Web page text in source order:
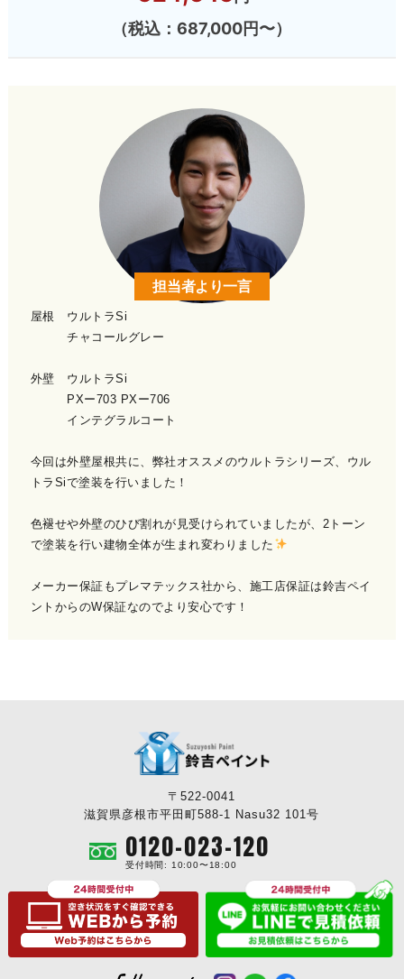
（税込：687,000円〜）
担当者より一言
屋根 ウルトラSi
チャコールグレー
外壁 ウルトラSi
PXー703 PXー706
インテグラルコート
今回は外壁屋根共に、弊社オススメのウルトラシリーズ、ウル
トラSiで塗装を行いました！
色褪せや外壁のひび割れが見受けられていましたが、2トーン
で塗装を行い建物全体が生まれ変わりました
メーカー保証もプレマテックス社から、施工店保証は鈴吉ペイ
ントからのW保証なのでより安心です！
〒522-0041
滋賀県彦根市平田町588-1 Nasu32 101号
0120-023-120
受付時間: 10:00〜18:00